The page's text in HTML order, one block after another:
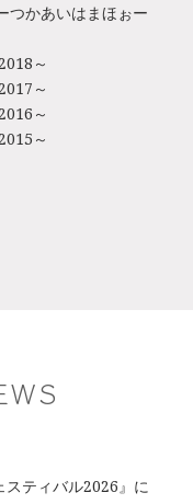
つかあいはまほぉー
～
～
～
～
ティバル2026』に